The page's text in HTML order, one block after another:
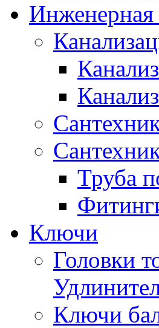
Инженерная
Труба
Ключи
Головки
Ключи